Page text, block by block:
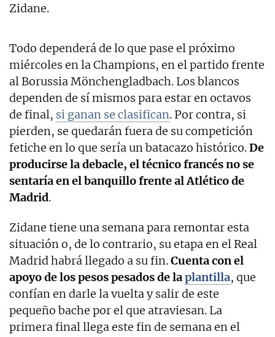
Zidane.
Todo dependerá de lo que pase el próximo
miércoles en la Champions, en el partido frente
al Borussia Mönchengladbach. Los blancos
dependen de sí mismos para estar en octavos
de final, si ganan se clasifican. Por contra, si
pierden, se quedarán fuera de su competición
fetiche en lo que sería un batacazo histórico.De
producirse la debacle, el técnico francés no se
sentaría en el banquillo frente al Atlético de
Madrid.
Zidane tiene una semana para remontar esta
situación o, de lo contrario, su etapa en el Real
Madrid habrá llegado a su fin.Cuenta con el
apoyo de los pesos pesados de laplantilla, que
confían en darle la vuelta y salir de este
pequeño bache por el que atraviesan. La
primera final llega este fin de semana en el